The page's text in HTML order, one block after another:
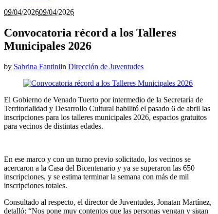
09/04/202609/04/2026
Convocatoria récord a los Talleres
Municipales 2026
by Sabrina Fantiniin Dirección de Juventudes
El Gobierno de Venado Tuerto por intermedio de la Secretaría de
Territorialidad y Desarrollo Cultural habilitó el pasado 6 de abril las
inscripciones para los talleres municipales 2026, espacios gratuitos
para vecinos de distintas edades.
En ese marco y con un turno previo solicitado, los vecinos se
acercaron a la Casa del Bicentenario y ya se superaron las 650
inscripciones, y se estima terminar la semana con más de mil
inscripciones totales.
Consultado al respecto, el director de Juventudes, Jonatan Martínez,
detalló: “Nos pone muy contentos que las personas vengan y sigan